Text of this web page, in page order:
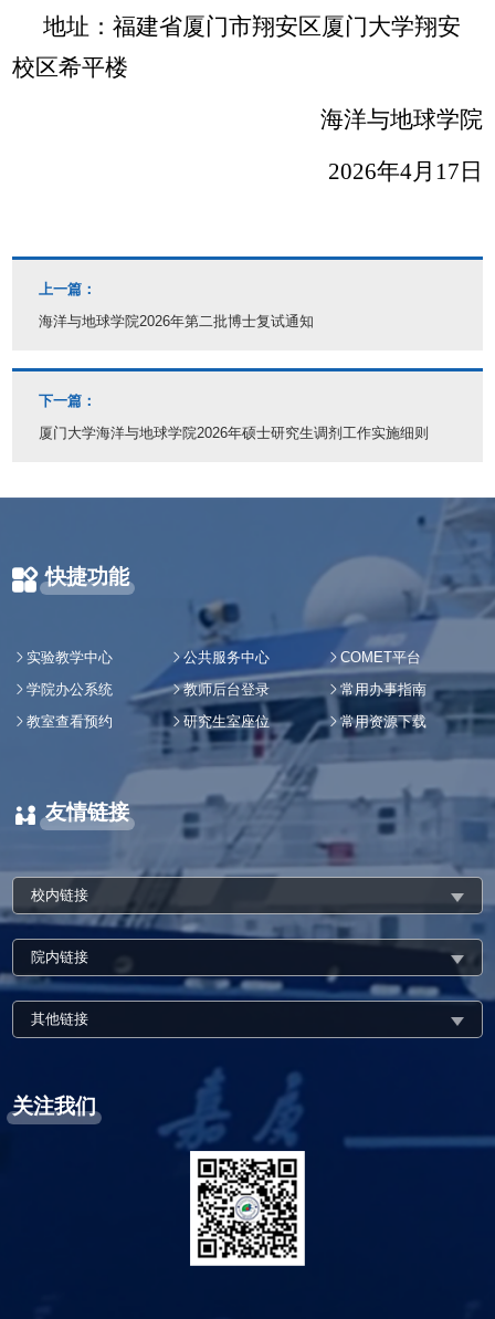
地址：福建省厦门市翔安区厦门大学翔安
校区希平楼
海洋与地球学院
2026年4月 17 日
上一篇：
海洋与地球学院2026年第二批博士复试通知
下一篇：
厦门大学海洋与地球学院2026年硕士研究生调剂工作实施细则
快捷功能
实验教学中心 公共服务中心
COMET平台
学院办公系统
教师后台登录
常用办事指南
教室查看预约
研究生室座位 常用资源下载
友情链接
校内链接
院内链接
其他链接
关注我们